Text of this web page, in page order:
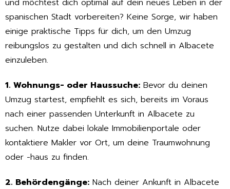
und möchtest dich optimal auf dein neues Leben in der
spanischen Stadt vorbereiten? Keine Sorge, wir haben
einige praktische Tipps für dich, um den Umzug
reibungslos zu gestalten und dich schnell in Albacete
einzuleben.
1. Wohnungs- oder Haussuche: Bevor du deinen
Umzug startest, empfiehlt es sich, bereits im Voraus
nach einer passenden Unterkunft in Albacete zu
suchen. Nutze dabei lokale Immobilienportale oder
kontaktiere Makler vor Ort, um deine Traumwohnung
oder -haus zu finden.
2. Behördengänge: Nach deiner Ankunft in Albacete